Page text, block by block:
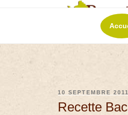
10 SEPTEMBRE 2011
Recette